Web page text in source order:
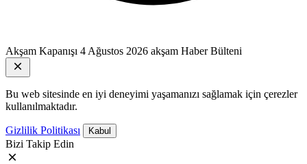
Akşam Kapanışı 4 Ağustos 2026 akşam Haber Bülteni
Bu web sitesinde en iyi deneyimi yaşamanızı sağlamak için çerezler
kullanılmaktadır.
Gizlilik Politikası Kabul
Bizi Takip Edin